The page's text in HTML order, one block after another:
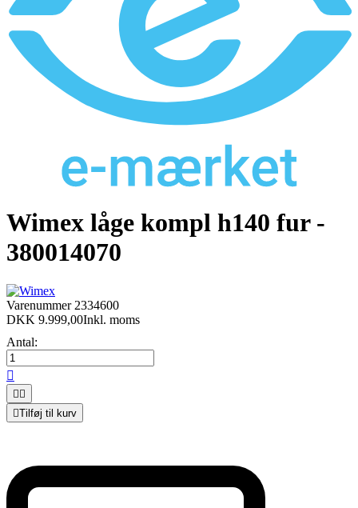
Wimex låge kompl h140 fur -
380014070
Varenummer 2334600
DKK 9.999,00Inkl. moms
Antal:

 
Tilføj til kurv